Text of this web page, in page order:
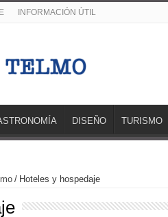
INFORMACIÓN ÚTIL
DISEÑO TURISMO
/ Hoteles y hospedaje